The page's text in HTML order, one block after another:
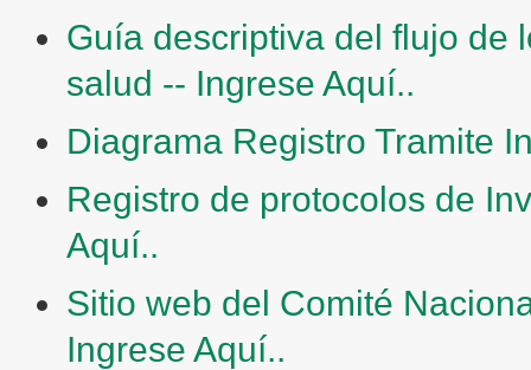
Guía descriptiva del flujo de
salud -- Ingrese Aquí..
Diagrama Registro Tramite
Registro de protocolos de
Aquí..
Sitio web del Comité
Ingrese Aquí..